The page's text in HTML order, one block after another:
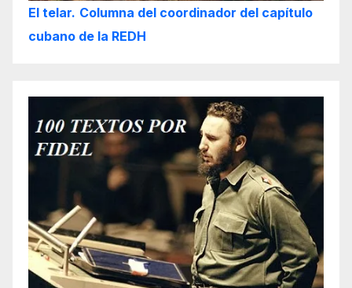
El telar. Columna del coordinador del capítulo
cubano de la REDH